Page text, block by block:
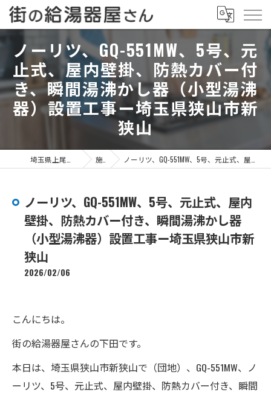
ノーリツ、GQ-551MW、5号、元
止式、屋内壁掛、防熱カバー付
き、瞬間湯沸かし器（小型湯沸
器）設置工事ー埼玉県狭山市新
狭山
施工事例 ノーリツ、GQ-551MW、5号、元止式、屋内壁掛、防熱カバー付き、瞬間湯沸かし器（小型湯沸器）設置工事ー埼玉県狭山市新狭山
ノーリツ、GQ-551MW、5号、元止式、屋内
壁掛、防熱カバー付き、瞬間湯沸かし器
（小型湯沸器）設置工事ー埼玉県狭山市新
狭山
2026/02/06
こんにちは。
街の給湯器屋さんの下田です。
本日は、埼玉県狭山市新狭山で（団地）、GQ-551MW、ノ
ーリツ、5号、元止式、屋内壁掛、防熱カバー付き、瞬間